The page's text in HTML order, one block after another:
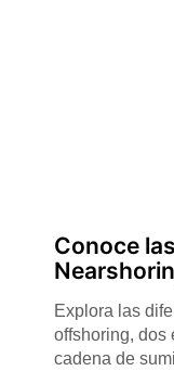
Conoce
Explora las
offshoring, dos
cadena de